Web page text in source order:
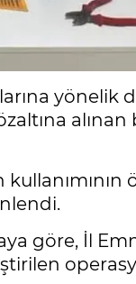
yönelik
alınan
göre, İl